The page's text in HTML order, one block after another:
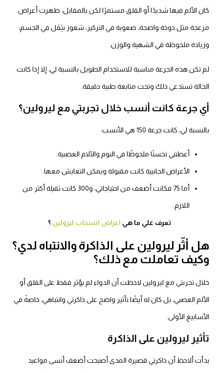
الألم فيها شديدًا أو القلق مستمرًا لكن بالمقابل، ظهرت أعراض
مثل دوخة واضحة، صعوبة في التركيز، شعور بثِقَل في الجسم،
ملحوظة في الشهية والوزن.
تكن هذه الجرعة مناسبة للاستخدام الطويل بالنسبة لي، إلا إذا كانت
تستدعي ذلك وتحت متابعة طبية دقيقة.
جرعة كانت أنسب خلال تجربتي مع ليرولين؟
لي، كانت جرعة 150 هي الأنسب:
أعطتني تحسنًا ملحوظًا في النوم والآلام العصبية.
الأعراض الجانبية كانت مقبولة ويمكن التعايش معها.
أما 75 فكانت أضعف من احتياجاتي، و300 كانت ثقيلة أكثر من
اللازم.
تعرف علي ما هي اعراض انسحاب ليرولين؟
أثّر ليرولين على الذاكرة والانتباه لدي؟
تعاملت مع ذلك؟
تجربتي مع ليرولين لاحظت أن الدواء لم يؤثر فقط على القلق أو
العصبي، بل كان له أيضًا تأثير واضح على ذاكرتي وانتباهي، خاصةً في
الأولى.
ليرولين على الذاكرة
ألاحظ أن ذاكرتي قصيرة المدى أصبحت أضعف أنسى مواعيد